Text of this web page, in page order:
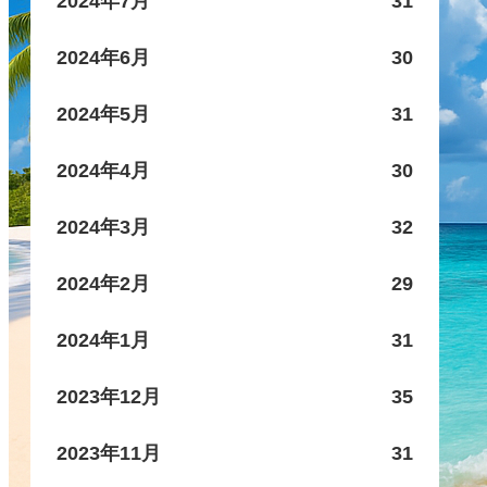
2024年6月 30
2024年5月 31
2024年4月 30
2024年3月 32
2024年2月 29
2024年1月 31
2023年12月 35
2023年11月 31